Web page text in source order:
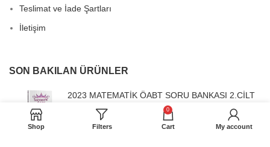
Teslimat ve İade Şartları
İletişim
SON BAKILAN ÜRÜNLER
2023 MATEMATİK ÖABT SORU BANKASI 2.CİLT
Orijinal
fiyat:
175,00
Shop Filters
0
Cart My account